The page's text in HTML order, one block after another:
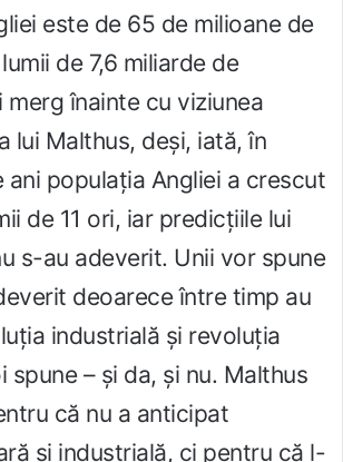
este de 65 de milioane de
de 7,6 miliarde de
merg înainte cu viziunea
lui Malthus, deși, iată, în
ani populația Angliei a crescut
de 11 ori, iar predicțiile lui
s-au adeverit. Unii vor spune
deoarece între timp au
industrială și revoluția
spune – și da, și nu. Malthus
că nu a anticipat
și industrială, ci pentru că l-